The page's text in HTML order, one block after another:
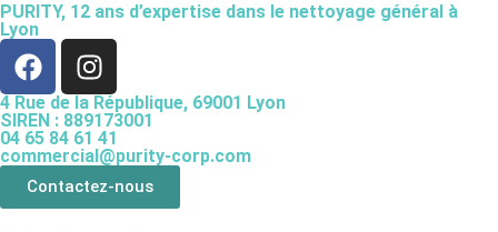
PURITY, 12 ans d’expertise dans le nettoyage général à
Lyon
4 Rue de la République, 69001 Lyon
SIREN : 889173001
04 65 84 61 41
commercial@purity-corp.com
Contactez-nous